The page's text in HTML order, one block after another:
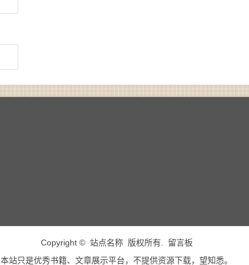
Copyright © 站点名称 版权所有. 留言板
本站只是优秀书籍、文章展示平台，不提供资源下载，望知悉。